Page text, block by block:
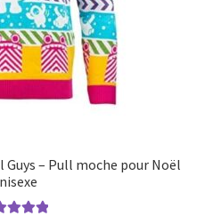
Guys – Pull moche pour Noël